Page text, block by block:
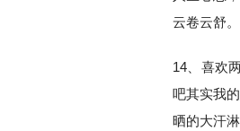
云卷云舒。
14、喜欢
吧其实我
晒的大汗